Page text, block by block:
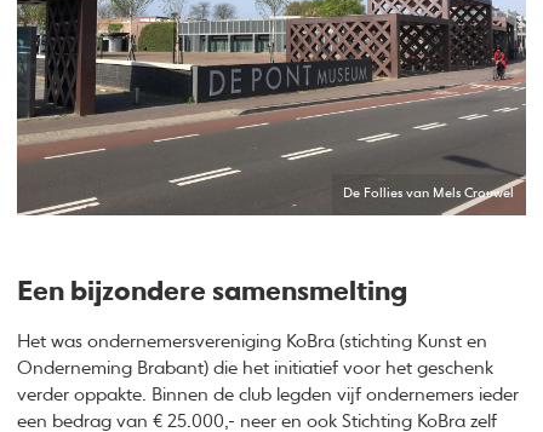
De Follies van Mels Crouwel
Een bijzondere samensmelting
Het was ondernemersvereniging KoBra (stichting Kunst en
Onderneming Brabant) die het initiatief voor het geschenk
verder oppakte. Binnen de club legden vijf ondernemers ieder
een bedrag van € 25.000,- neer en ook Stichting KoBra zelf